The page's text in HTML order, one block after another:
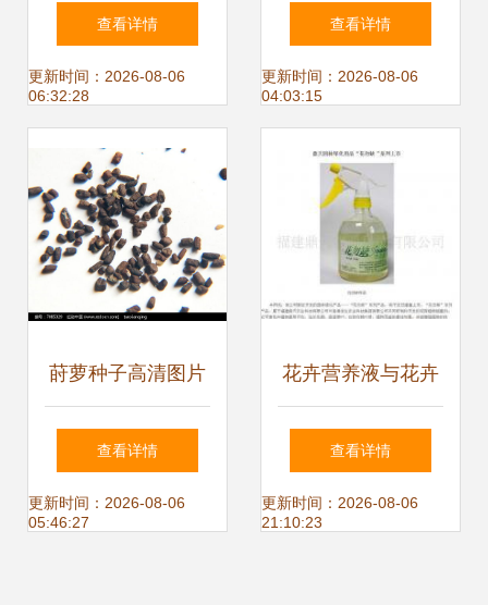
波斯菊景观花卉种
子供应全解析
查看详情
更新时间：2026-08-06
06:32:28
2024年价格、图
片、产地与报价全
查看详情
更新时间：2026-08-06
04:03:15
莳萝种子高清图片
下载指南——红动
网花卉种子资源
查看详情
更新时间：2026-08-06
05:46:27
花卉营养液与花卉
种子的协同作用 优
化种植效益
查看详情
更新时间：2026-08-06
21:10:23